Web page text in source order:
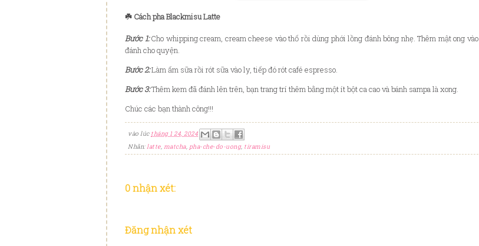
☘️ Cách pha Blackmisu Latte
Bước 1:Cho whipping cream, cream cheese vào thố rồi dùng phới lồng đánh bông nhẹ. Thêm mật ong vào
đánh cho quyện.
Bước 2:Làm ấm sữa rồi rót sữa vào ly, tiếp đó rót café espresso.
Bước 3:Thêm kem đã đánh lên trên, bạn trang trí thêm bằng một ít bột ca cao và bánh sampa là xong.
Chúc các bạn thành công!!!
vào lúc tháng 1 24, 2024
Nhãn:latte, matcha, pha-che-do-uong, tiramisu
0 nhận xét:
Đăng nhận xét